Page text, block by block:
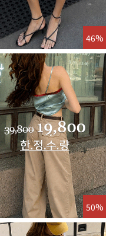
46%
50%